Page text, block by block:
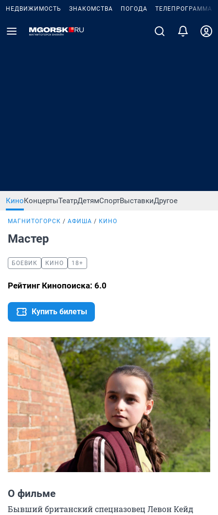
НЕДВИЖИМОСТЬ ЗНАКОМСТВА ПОГОДА ТЕЛЕПРОГРАММА
КиноКонцертыТеатрДетямСпортВыставкиДругое
МАГНИТОГОРСК АФИША КИНО
Мастер
БОЕВИК КИНО 18+
Рейтинг Кинопоиска: 6.0
Купить билеты
О фильме
Бывший британский спецназовец Левон Кейд